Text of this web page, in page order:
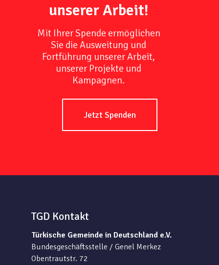
unserer Arbeit!
Mit Ihrer Spende ermöglichen
Sie die Ausweitung und
Fortführung unserer Arbeit,
unserer Projekte und
Kampagnen.
Jetzt Spenden
TGD Kontakt
Türkische Gemeinde in Deutschland e.V.
Bundesgeschäftsstelle / Genel Merkez
Obentrautstr. 72